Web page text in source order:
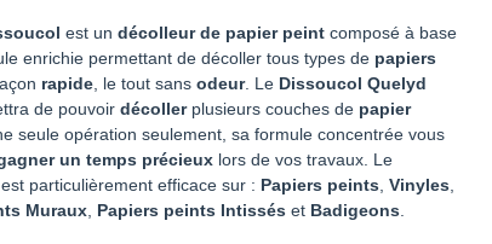
est un décolleur de papier peint composé à base
enrichie permettant de décoller tous types de papiers
rapide, le tout sans odeur. Le Dissoucol Quelyd
de pouvoir décollerplusieurs couches de papier
seule opération seulement, sa formule concentrée vous
un temps précieux lors de vos travaux. Le
est particulièrement efficace sur : Papiers peints, Vinyles,
Muraux, Papiers peints Intissés et Badigeons.